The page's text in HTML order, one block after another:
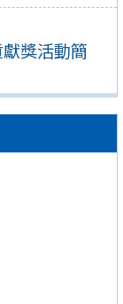
獎活動簡